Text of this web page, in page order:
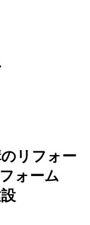
リフォー
フォーム